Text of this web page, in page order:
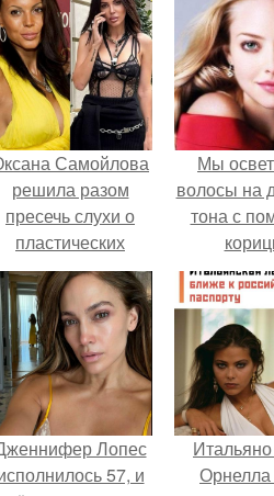
Самойлова
решила разом
пресечь слухи о
пластических
операциях и
публично
прояснила
ситуацию.
Мы
волосы на
тона с
Лопес
57, и
Орнелла